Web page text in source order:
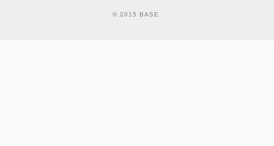
© 2015 BASE.